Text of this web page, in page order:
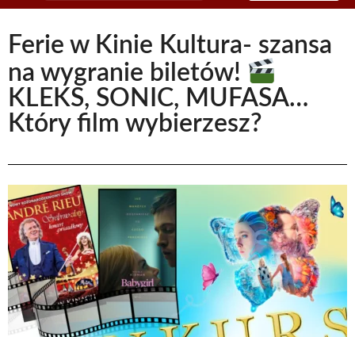
Ferie w Kinie Kultura- szansa
na wygranie biletów!
KLEKS, SONIC, MUFASA…
Który film wybierzesz?